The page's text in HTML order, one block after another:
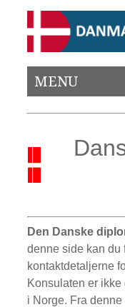
MENU
Den Danske
denne side kan du
kontaktdetaljerne
Konsulaten er
i Norge. Fra